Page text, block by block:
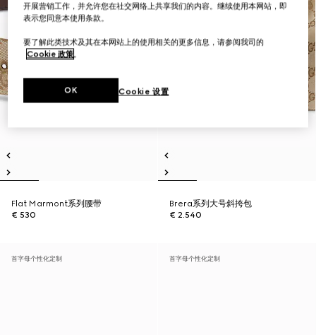
Flat Marmont系列腰带
€ 530
Brera系列大号斜挎包
€ 2.540
首字母个性化定制 首字母个性化定制
开展营销工作，并允许您在社交网络上共享我们的内容。继续使用本网站，即
表示您同意本使用条款。
要了解此类技术及其在本网站上的使用相关的更多信息，请参阅我司的
Cookie 政策。
Cookie 设置
OK